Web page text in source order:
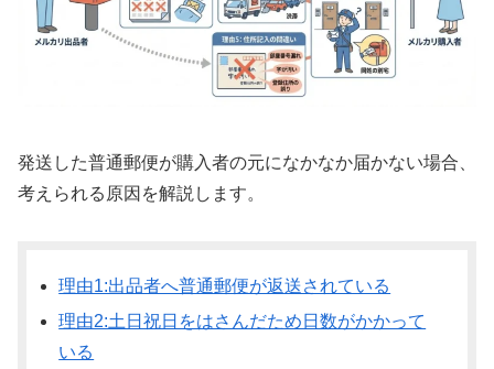
発送した普通郵便が購入者の元になかなか届かない場合、
考えられる原因を解説します。
理由1:出品者へ普通郵便が返送されている
理由2:土日祝日をはさんだため日数がかかって
いる